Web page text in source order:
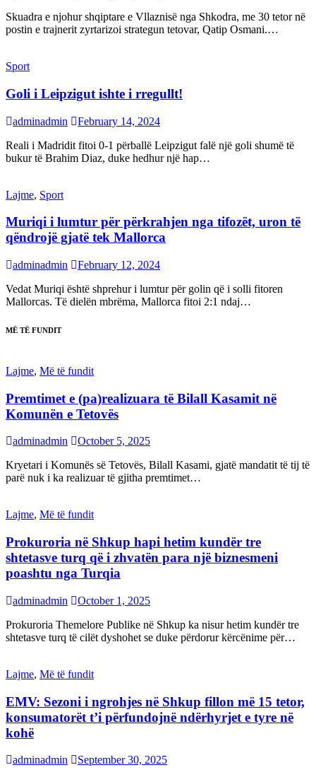
Skuadra e njohur shqiptare e Vllaznisë nga Shkodra, me 30 tetor në
postin e trajnerit zyrtarizoi strategun tetovar, Qatip Osmani.…
Sport
Goli i Leipzigut ishte i rregullt!
adminadmin
February 14, 2024
Reali i Madridit fitoi 0-1 përballë Leipzigut falë një goli shumë të
bukur të Brahim Diaz, duke hedhur një hap…
Lajme, Sport
Muriqi i lumtur për përkrahjen nga tifozët, uron të
qëndrojë gjatë tek Mallorca
adminadmin
February 12, 2024
Vedat Muriqi është shprehur i lumtur për golin që i solli fitoren
Mallorcas. Të dielën mbrëma, Mallorca fitoi 2:1 ndaj…
MË TË FUNDIT
Lajme, Më të fundit
Premtimet e (pa)realizuara të Bilall Kasamit në
Komunën e Tetovës
adminadmin
October 5, 2025
Kryetari i Komunës së Tetovës, Bilall Kasami, gjatë mandatit të tij të
parë nuk i ka realizuar të gjitha premtimet…
Lajme, Më të fundit
Prokuroria në Shkup hapi hetim kundër tre
shtetasve turq që i zhvatën para një biznesmeni
poashtu nga Turqia
adminadmin
October 1, 2025
Prokuroria Themelore Publike në Shkup ka nisur hetim kundër tre
shtetasve turq të cilët dyshohet se duke përdorur kërcënime për…
Lajme, Më të fundit
EMV: Sezoni i ngrohjes në Shkup fillon më 15 tetor,
konsumatorët t’i përfundojnë ndërhyrjet e tyre në
kohë
adminadmin September 30, 2025